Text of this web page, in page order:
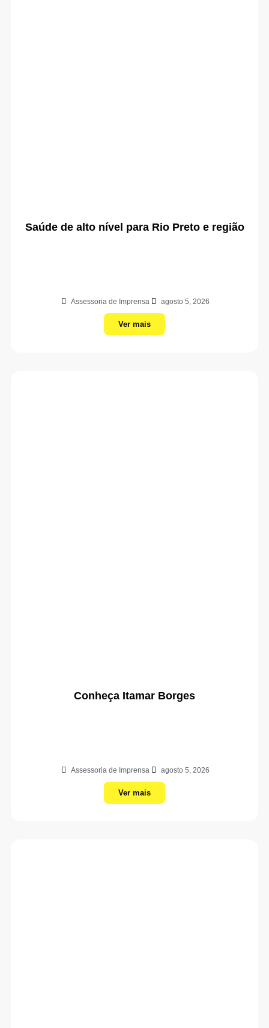
Saúde de alto nível para Rio Preto e região
Assessoria de Imprensa agosto 5, 2026
Ver mais
Conheça Itamar Borges
Assessoria de Imprensa agosto 5, 2026
Ver mais